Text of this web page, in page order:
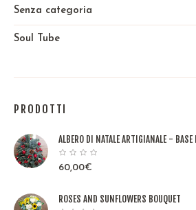
Senza categoria
Soul Tube
PRODOTTI
ALBERO DI NATALE ARTIGIANALE - BASE
60,00€
ROSES AND SUNFLOWERS BOUQUET